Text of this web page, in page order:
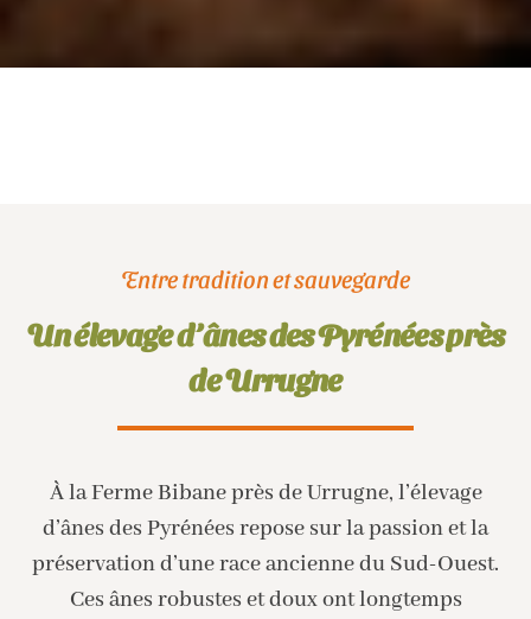
Entre tradition et sauvegarde
Un élevage d’ânes des Pyrénées près
de Urrugne
À la Ferme Bibane près de Urrugne, l’élevage
d’ânes des Pyrénées repose sur la passion et la
préservation d’une race ancienne du Sud-Ouest.
Ces ânes robustes et doux ont longtemps